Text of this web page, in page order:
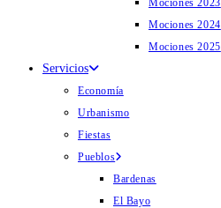
Mociones 2023
Mociones 2024
Mociones 2025
Servicios
Economía
Urbanismo
Fiestas
Pueblos
Bardenas
El Bayo